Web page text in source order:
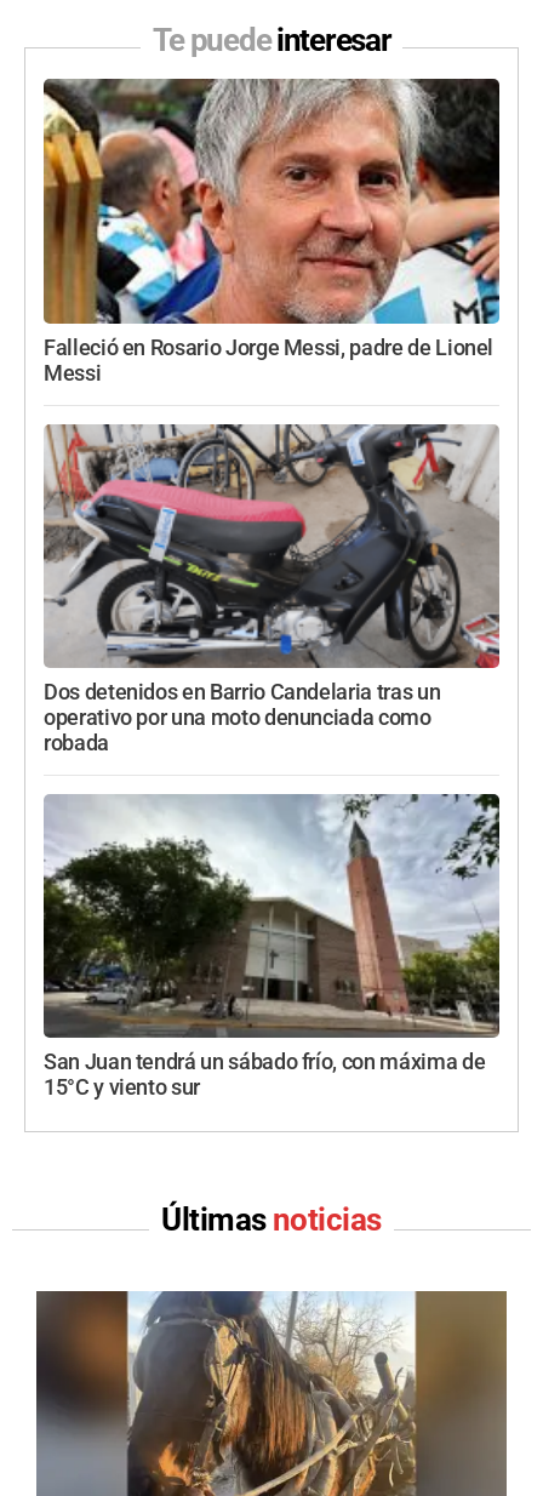
Te puedeinteresar
Falleció en Rosario Jorge Messi, padre de Lionel
Messi
Dos detenidos en Barrio Candelaria tras un
operativo por una moto denunciada como
robada
San Juan tendrá un sábado frío, con máxima de
15°C y viento sur
Últimas noticias